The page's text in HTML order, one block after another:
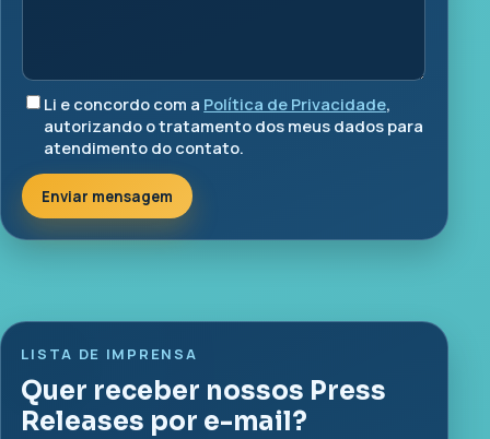
Li e concordo com a Política de Privacidade,
autorizando o tratamento dos meus dados para
atendimento do contato.
Enviar mensagem
LISTA DE IMPRENSA
Quer receber nossos Press
Releases por e-mail?